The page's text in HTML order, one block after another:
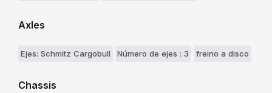
Axles
Ejes: Schmitz Cargobull Número de ejes : 3 freino a disco
Chassis